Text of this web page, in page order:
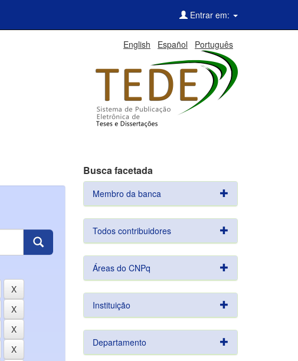
Entrar em:
English Español Português
Busca facetada
Membro da banca
Todos contribuidores
Áreas do CNPq
Instituição
Departamento